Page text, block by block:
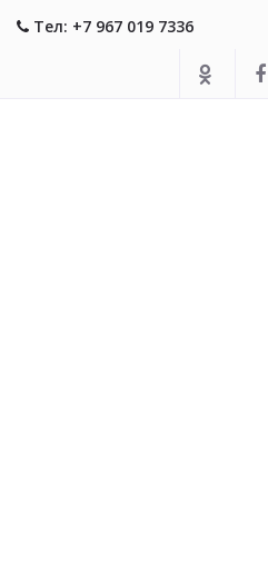
Тел: +7 967 019 7336